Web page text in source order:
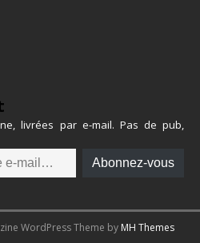
livrées par e-mail. Pas de pub,
Abonnez-vous
WordPress Theme by MH Themes